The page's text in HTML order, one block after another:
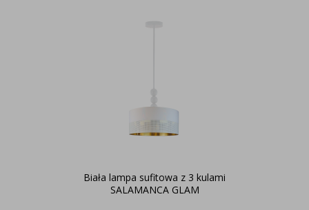
Biała lampa sufitowa z 3 kulami
SALAMANCA GLAM